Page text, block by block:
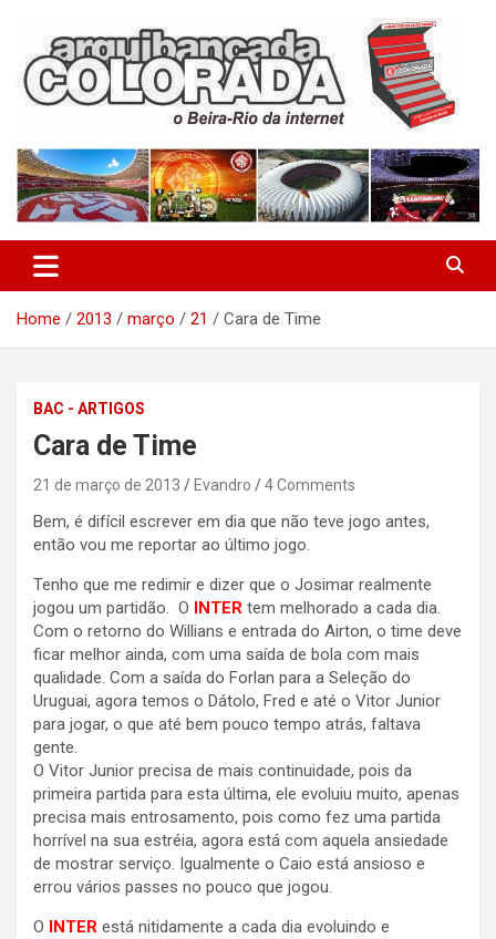
content
Arquibancada Colorada
Home 2013 março 21 Cara de Time
BAC - ARTIGOS
Cara de Time
21 de março de 2013 Evandro 4 Comments
Bem, é difícil escrever em dia que não teve jogo antes,
então vou me reportar ao último jogo.
Tenho que me redimir e dizer que o Josimar realmente
jogou um partidão. O INTER tem melhorado a cada dia.
Com o retorno do Willians e entrada do Airton, o time deve
ficar melhor ainda, com uma saída de bola com mais
qualidade. Com a saída do Forlan para a Seleção do
Uruguai, agora temos o Dátolo, Fred e até o Vitor Junior
para jogar, o que até bem pouco tempo atrás, faltava
gente.
O Vitor Junior precisa de mais continuidade, pois da
primeira partida para esta última, ele evoluiu muito, apenas
precisa mais entrosamento, pois como fez uma partida
horrível na sua estréia, agora está com aquela ansiedade
de mostrar serviço. Igualmente o Caio está ansioso e
errou vários passes no pouco que jogou.
O INTER está nitidamente a cada dia evoluindo e